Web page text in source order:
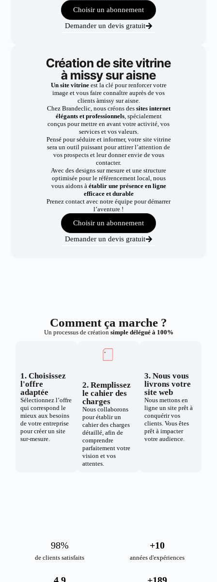
Choisir un abonnement
Demander un devis gratuit
Création de site vitrine
à missy sur aisne
Un site vitrineest la clé pour renforcer votre
image et vous faire connaître auprès de vos
clients àmissy sur aisne.
Chez Brandeclic, nous créons dessites internet
élégants et professionnels, spécialement
conçus pour mettre en avant votre activité, vos
services et vos valeurs.
Pensé pour séduire et informer, votre site vitrine
sera un outil puissant pour attirer l’attention de
vos prospects et leur donner envie de vous
contacter.
Avec des designs sur mesure et une structure
optimisée pour le référencement local, nous
vous aidons à établir une présence en ligne
efficace et durable
Prenez contact avec notre équipe pour démarrer
l’aventure !
Choisir un abonnement
Demander un devis gratuit
Comment ça marche ?
Un processus de création simple délégué à 100%
1. Choisissez
l'offre
adaptée
Sélectionnez l’offre
qui correspond le
mieux aux besoins
de votre entreprise
pour créer un site
sur-mesure.
2. Remplissez
le cahier des
charges
Nous collaborons
pour établir un
cahier des charges
détaillé, afin de
comprendre
parfaitement votre
vision et vos
attentes.
3. Nous vous
livrons votre
site web
Nous mettons en
ligne un site prêt à
conquérir vos
clients. Vous êtes
prêt à impacter
votre audience.
de clients satisfaits
98%
années d'expériences
+10